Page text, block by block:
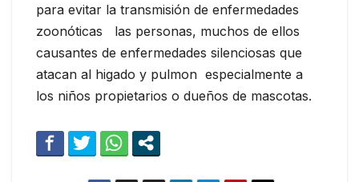
para evitar la transmisión de enfermedades
zoonóticas las personas, muchos de ellos
causantes de enfermedades silenciosas que
atacan al higado y pulmon especialmente a
los niños propietarios o dueños de mascotas.